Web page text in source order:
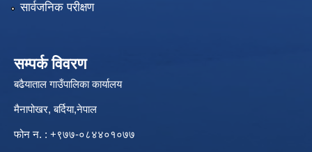
सार्वजनिक परीक्षण
सम्पर्क विवरण
बढैयाताल गाउँपालिका कार्यालय
मैनापोखर, बर्दिया,नेपाल
फोन न. : +९७७-०८४४०१०७७